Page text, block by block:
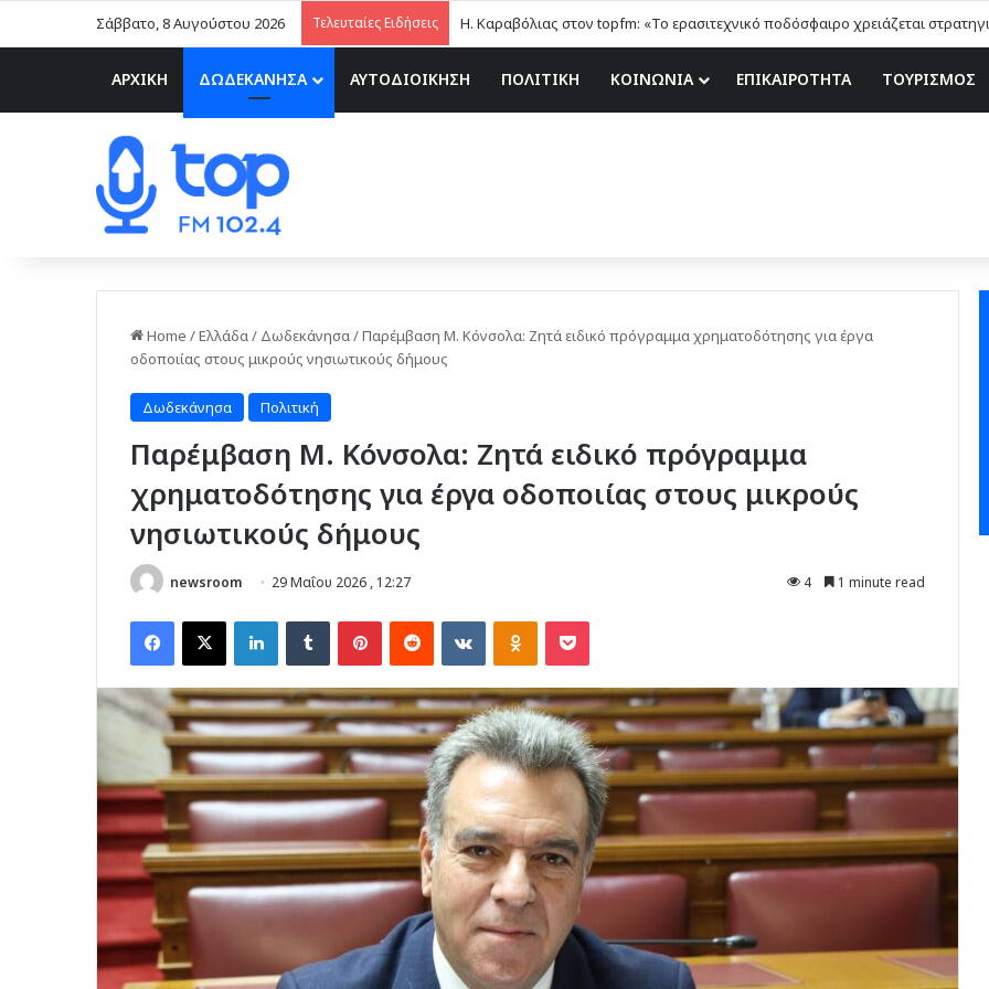
Σάββατο, 8 Αυγούστου 2026 Τελευταίες Ειδήσεις
ΑΡΧΙΚΗ ΔΩΔΕΚΑΝΗΣΑ ΑΥΤΟΔΙΟΙΚΗΣΗ ΠΟΛΙΤΙΚΗ ΚΟΙΝΩΝΙΑ ΕΠΙΚΑΙΡΟΤΗΤΑ ΤΟΥΡΙΣΜΟΣ
Home /Ελλάδα/ Δωδεκάνησα/Παρέμβαση Μ. Κόνσολα: Ζητά ειδικό πρόγραμμα χρηματοδότησης για έργα
οδοποιίας στους μικρούς νησιωτικούς δήμους
Δωδεκάνησα Πολιτική
Παρέμβαση Μ. Κόνσολα: Ζητά ειδικό πρόγραμμα
χρηματοδότησης για έργα οδοποιίας στους μικρούς
νησιωτικούς δήμους
newsroom 29 Μαΐου 2026 , 12:27 4 1 minute read
Facebook
X LinkedInTumblr PinterestReddit VKontakteOdnoklassniki
Pocket